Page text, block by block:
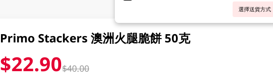
選擇送貨方式
Primo Stackers 澳洲火腿脆餅 50克
$22.90$40.00